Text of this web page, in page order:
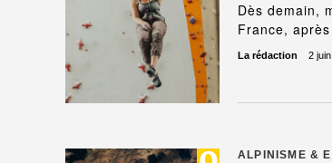
Dès demain,
France,
La rédaction 2
ALPINISME &